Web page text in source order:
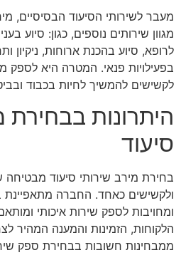
מעבר לשירותי הסיעוד הבסיסיים,
מגוון שירותים נוספים, כגון: סיוע
לרופא, סיוע בהכנת ארוחות, ניקיון
בפעילויות פנאי. המטרה היא לספק
לקשישים להמשיך לחיות בכבוד
היתרונות בבחירת
סיעוד
בחירת מירב שירותי סיעוד
ולקשישים כאחד. החברה מתאפיינת
ומחויבות לספק שירות איכותי
הלקוחות, הזמינות והמענה המהיר
ממבחינות חשובות בבחירת ספק